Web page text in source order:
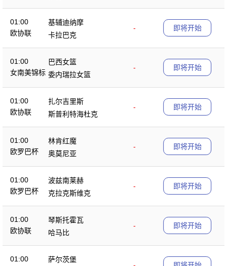
01:00
欧协联
基辅迪纳摩
-
卡拉巴克
即将开始
01:00
女南美锦标
巴西女篮
-
委内瑞拉女篮
即将开始
01:00
欧协联
扎尔吉里斯
-
斯普利特海杜克
即将开始
01:00
欧罗巴杯
林肯红魔
-
奥莫尼亚
即将开始
01:00
欧罗巴杯
波兹南莱赫
-
克拉克斯维克
即将开始
01:00
欧协联
琴斯托霍瓦
-
哈马比
即将开始
01:00
萨尔茨堡